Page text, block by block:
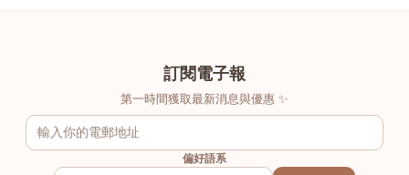
訂閱電子報
第一時間獲取最新消息與優惠 ✨
偏好語系